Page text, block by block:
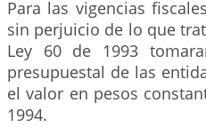
Para las vigencias
sin perjuicio de lo que
Ley 60 de 1993
presupuestal de las
el valor en pesos
1994.